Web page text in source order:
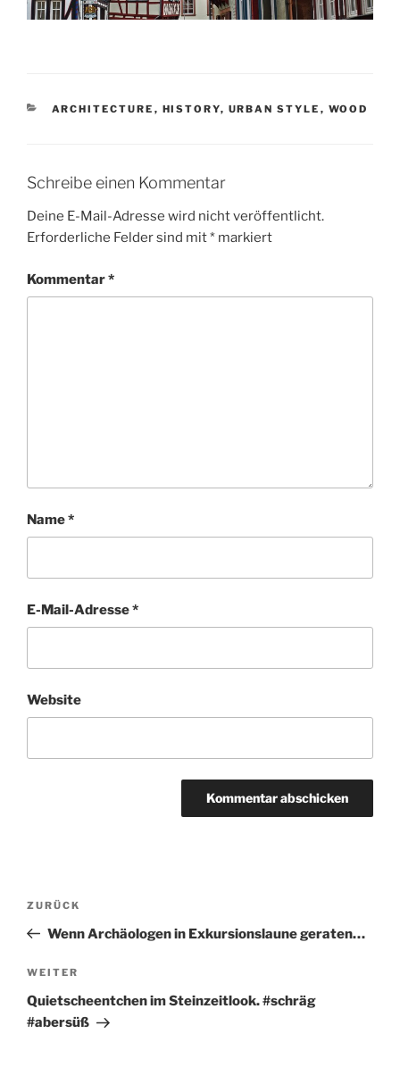
KATEGORIEN
ARCHITECTURE , HISTORY, URBAN STYLE , WOOD
Schreibe einen Kommentar
Deine E-Mail-Adresse wird nicht veröffentlicht.
Erforderliche Felder sind mit* markiert
Kommentar*
Name*
E-Mail-Adresse*
Website
Beitragsnavigation
Vorheriger
Beitrag
ZURÜCK
Wenn Archäologen in Exkursionslaune geraten…
Nächster
Beitrag
WEITER
Quietscheentchen im Steinzeitlook. #schräg
#abersüß